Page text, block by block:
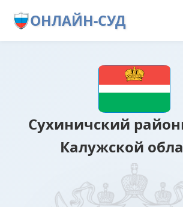
ОНЛАЙН-СУД
Сухиничский
Калужской